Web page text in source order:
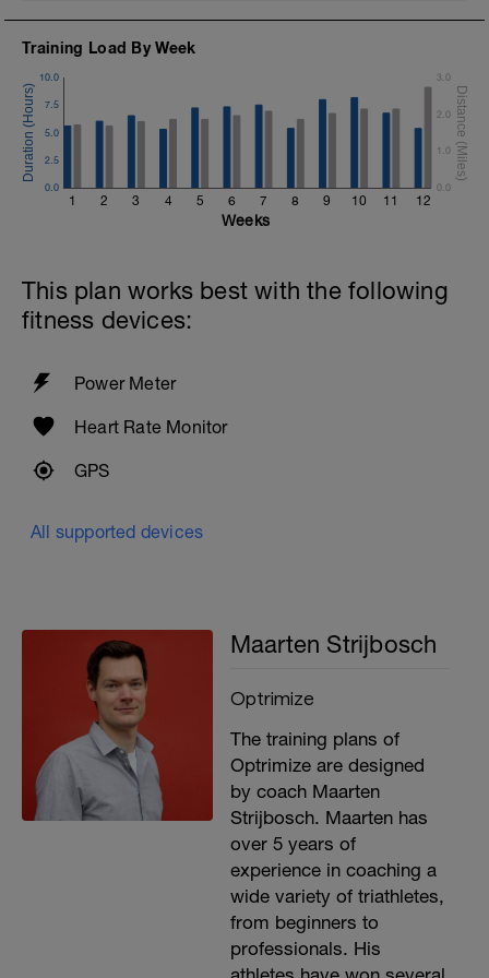
Training Load By Week
1 2 3 4 5 6 7 8 9 10 11 12
0.0
2.5
5.0
7.5
10.0
0.0
1.0
2.0
3.0
Weeks
This plan works best with the following
fitness devices:
Power Meter
Heart Rate Monitor
GPS
All supported devices
Maarten Strijbosch
Optrimize
The training plans of
Optrimize are designed
by coach Maarten
Strijbosch. Maarten has
over 5 years of
experience in coaching a
wide variety of triathletes,
from beginners to
professionals. His